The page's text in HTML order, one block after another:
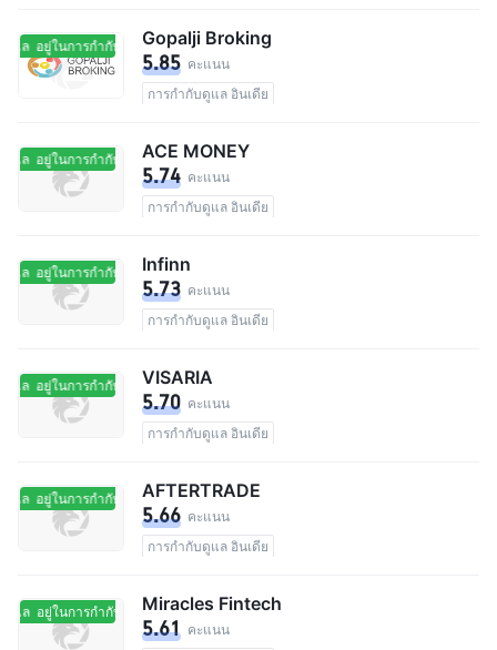
แล อยู่ในการกำกับดูแล Gopalji Broking
5.85 คะแนน
การกำกับดูแล อินเดีย
แล อยู่ในการกำกับดูแล ACE MONEY
5.74 คะแนน
การกำกับดูแล อินเดีย
แล อยู่ในการกำกับดูแล Infinn
5.73 คะแนน
การกำกับดูแล อินเดีย
แล อยู่ในการกำกับดูแล VISARIA
5.70 คะแนน
การกำกับดูแล อินเดีย
แล อยู่ในการกำกับดูแล AFTERTRADE
5.66 คะแนน
การกำกับดูแล อินเดีย
แล อยู่ในการกำกับดูแล Miracles Fintech
5.61 คะแนน